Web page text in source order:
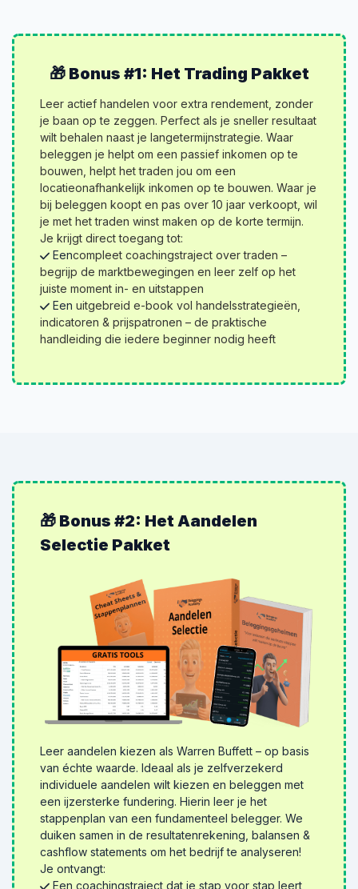
🎁 Bonus #1: Het Trading Pakket
Leer actief handelen voor extra rendement, zonder
je baan op te zeggen. Perfect als je sneller resultaat
wilt behalen naast je lange­termijn­strategie. Waar
beleggen je helpt om een passief inkomen op te
bouwen, helpt het traden jou om een
locatieonafhankelijk inkomen op te bouwen. Waar je
bij beleggen koopt en pas over 10 jaar verkoopt, wil
je met het traden winst maken op de korte termijn.
Je krijgt direct toegang tot:
Eencompleet coachingstraject over traden –
begrijp de marktbewegingen en leer zelf op het
juiste moment in- en uitstappen
Eenuitgebreid e-book vol handelsstrategieën,
indicatoren & prijs­patronen – de praktische
handleiding die iedere beginner nodig heeft
🎁 Bonus #2: Het Aandelen
Selectie Pakket
Leer aandelen kiezen als Warren Buffett – op basis
van échte waarde. Ideaal als je zelfverzekerd
individuele aandelen wilt kiezen en beleggen met
een ijzersterke fundering. Hierin leer je het
stappenplan van een fundamenteel belegger. We
duiken samen in de resultatenrekening, balansen &
cashflow statements om het bedrijf te analyseren!
Je ontvangt:
Een coachingstraject dat je stap voor stap leert